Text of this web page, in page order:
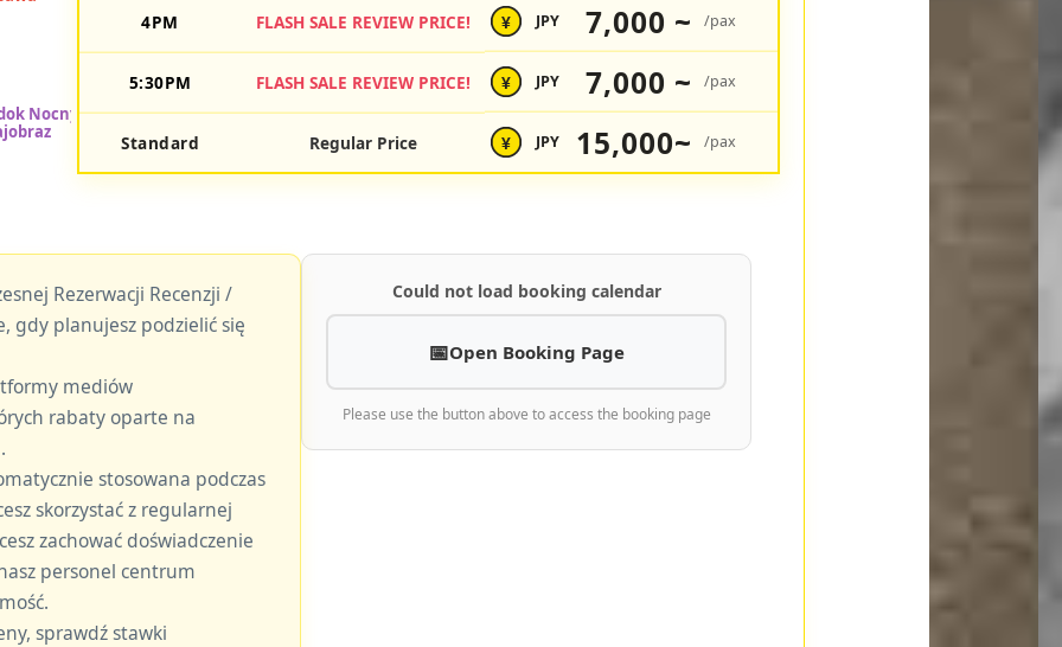
4PM FLASH SALE REVIEW PRICE! ¥ JPY 7,000 ~ /pax
5:30PM FLASH SALE REVIEW PRICE! ¥ JPY 7,000 ~ /pax
Standard Regular Price ¥ JPY 15,000~ /pax
Rezerwacji Recenzji /
gdy planujesz podzielić się
mediów
rabaty oparte na
stosowana podczas
skorzystać z regularnej
zachować doświadczenie
personel centrum
sprawdź stawki
Could not load booking calendar
Open Booking Page
Please use the button above to access the booking page